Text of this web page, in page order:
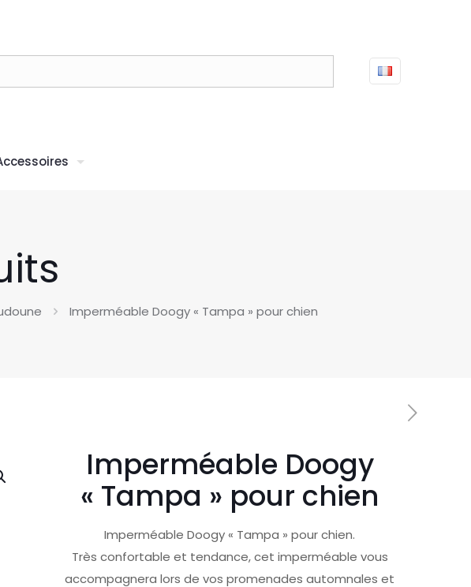
Imperméable Doogy « Tampa » pour chien
Imperméable Doogy
« Tampa » pour chien
Imperméable Doogy « Tampa » pour chien.
Très confortable et tendance, cet imperméable vous
accompagnera lors de vos promenades automnales et